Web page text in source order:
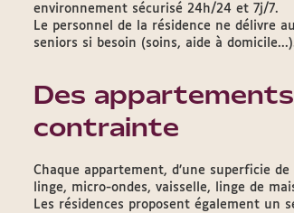
environnement sécurisé 24h/24 et 7j/7.
Le personnel de la résidence ne délivre
seniors si besoin (soins, aide à
Des
contrainte
Chaque appartement, d’une superficie
linge, micro-ondes, vaisselle, linge de
Les résidences proposent également un